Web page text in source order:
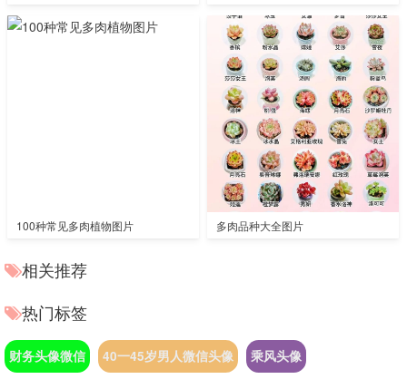
100种常见多肉植物图片 多肉品种大全图片
相关推荐
热门标签
财务头像微信 40一45岁男人微信头像 乘风头像